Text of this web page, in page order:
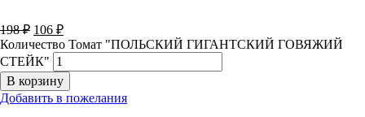
198₽ 106 ₽
Количество Томат "ПОЛЬСКИЙ ГИГАНТСКИЙ ГОВЯЖИЙ
СТЕЙК"
В корзину
Добавить в пожелания